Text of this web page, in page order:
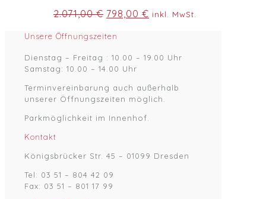
2.071,00€ Ursprünglicher
war:
798,00 € Aktueller
inkl. MwSt.
Unsere Öffnungszeiten
Dienstag – Freitag : 10.00 – 19.00 Uhr
Samstag: 10.00 – 14.00 Uhr
Terminvereinbarung auch außerhalb
unserer Öffnungszeiten möglich.
Parkmöglichkeit im Innenhof.
Kontakt
Königsbrücker Str. 45 – 01099 Dresden
Tel: 03 51 – 804 42 09
Fax: 03 51 – 801 17 99